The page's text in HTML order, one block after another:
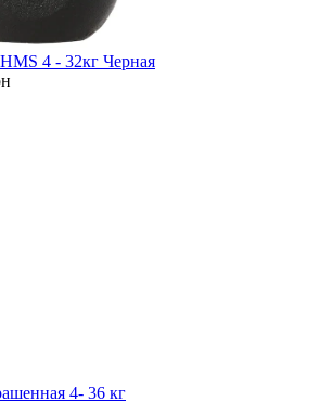
4 - 32кг Черная